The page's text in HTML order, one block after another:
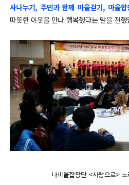
사나누기, 주민과 함께 마을걷기, 마을합
따뜻한 이웃을 만나 행복했다는 말을 전했
나비울합창단 <사랑으로>